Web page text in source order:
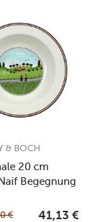
20 cm
Begegnung
& BOCH
€ 41,13 €